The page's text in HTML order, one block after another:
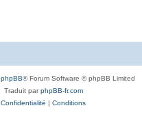
phpBB® Forum Software © phpBB Limited
Traduit parphpBB-fr.com
Confidentialité | Conditions